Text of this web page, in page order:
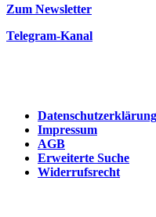
Zum Newsletter
Telegram-Kanal
Datenschutzerklärung
Impressum
AGB
Erweiterte Suche
Widerrufsrecht